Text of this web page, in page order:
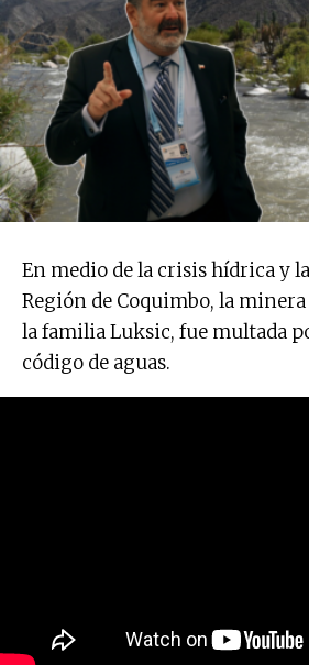
En medio de la crisis hídrica y
Región de Coquimbo, la minera
la familia Luksic, fue multada
código de aguas.